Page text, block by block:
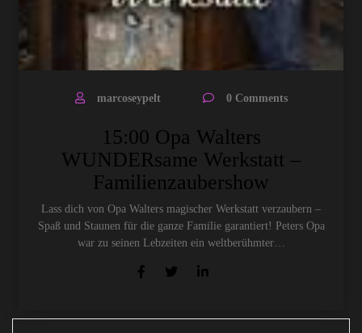
marcoseypelt 0 Comments
15:00 Opa Walters
WUNDERsame Werkstatt –
Familienzaubershow
Lass dich von Opa Walters magischer Werkstatt verzaubern –
Spaß und Staunen für die ganze Familie garantiert! Peters Opa
war zu seinen Lebzeiten ein weltberühmter…